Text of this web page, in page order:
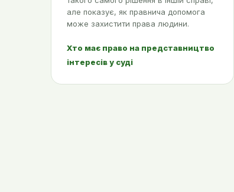
але показує, як правнича допомога
може захистити права людини.
Хто має право на представництво
інтересів у суді